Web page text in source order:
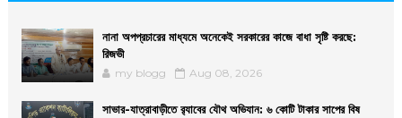
নানা অপপ্রচারের মাধ্যমে অনেকেই সরকারের কাজে বাধা সৃষ্টি করছে:
রিজভী
my blogg Aug 08, 2026
সাভার-যাত্রাবাড়ীতে র‌্যাবের যৌথ অভিযান: ৬ কোটি টাকার সাপের বিষ